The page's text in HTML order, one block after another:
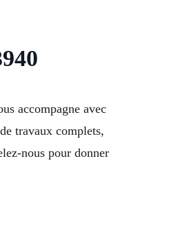
accompagne avec
travaux complets,
nous pour donner